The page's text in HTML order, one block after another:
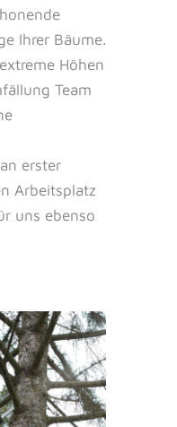
Ihrer Bäume.
Höhen
Team
an erster
Arbeitsplatz
uns ebenso